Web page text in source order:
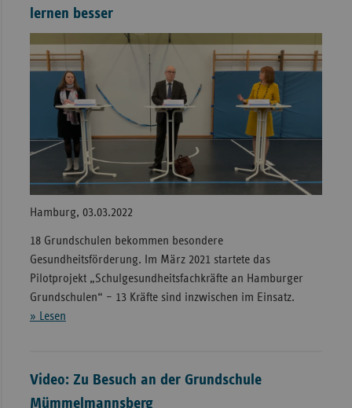
lernen besser
Hamburg, 03.03.2022
18 Grundschulen bekommen besondere
Gesundheitsförderung. Im März 2021 startete das
Pilotprojekt „Schulgesundheitsfachkräfte an Hamburger
Grundschulen“ – 13 Kräfte sind inzwischen im Einsatz.
» Lesen
Video: Zu Besuch an der Grundschule
Mümmelmannsberg